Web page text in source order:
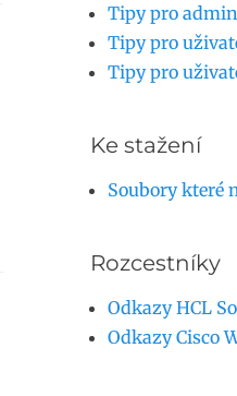
Tipy pro
Tipy pro
Tipy pro
Ke stažení
Soubory které
Rozcestníky
Odkazy HCL
Odkazy Cisco